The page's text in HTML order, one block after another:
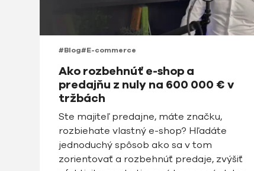
#Blog#E-commerce
Ako rozbehnúť e-shop a
predajňu z nuly na 600 000 € v
tržbách
Ste majiteľ predajne, máte značku,
rozbiehate vlastný e-shop? Hľadáte
jednoduchý spôsob ako sa v tom
zorientovať a rozbehnúť predaje, zvýšiť